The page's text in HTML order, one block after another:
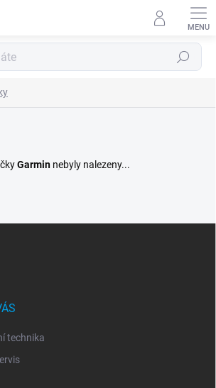
Hledat
Garmin nebyly nalezeny...
technika